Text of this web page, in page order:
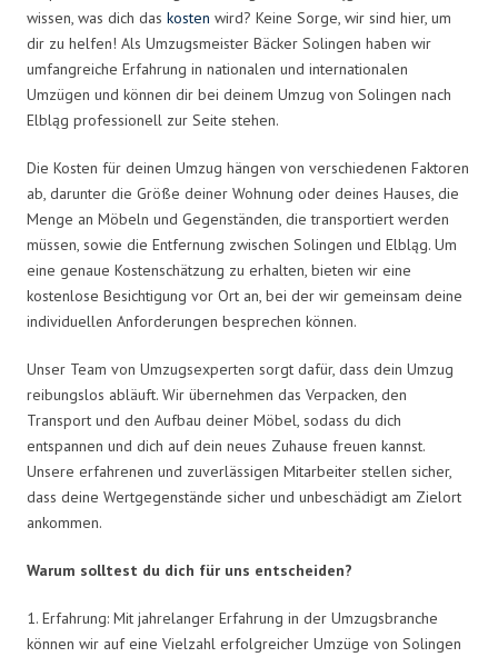
wissen, was dich das kosten wird? Keine Sorge, wir sind hier, um
dir zu helfen! Als Umzugsmeister Bäcker Solingen haben wir
umfangreiche Erfahrung in nationalen und internationalen
Umzügen und können dir bei deinem Umzug von Solingen nach
Elbląg professionell zur Seite stehen.
Die Kosten für deinen Umzug hängen von verschiedenen Faktoren
ab, darunter die Größe deiner Wohnung oder deines Hauses, die
Menge an Möbeln und Gegenständen, die transportiert werden
müssen, sowie die Entfernung zwischen Solingen und Elbląg. Um
eine genaue Kostenschätzung zu erhalten, bieten wir eine
kostenlose Besichtigung vor Ort an, bei der wir gemeinsam deine
individuellen Anforderungen besprechen können.
Unser Team von Umzugsexperten sorgt dafür, dass dein Umzug
reibungslos abläuft. Wir übernehmen das Verpacken, den
Transport und den Aufbau deiner Möbel, sodass du dich
entspannen und dich auf dein neues Zuhause freuen kannst.
Unsere erfahrenen und zuverlässigen Mitarbeiter stellen sicher,
dass deine Wertgegenstände sicher und unbeschädigt am Zielort
ankommen.
Warum solltest du dich für uns entscheiden?
1. Erfahrung: Mit jahrelanger Erfahrung in der Umzugsbranche
können wir auf eine Vielzahl erfolgreicher Umzüge von Solingen